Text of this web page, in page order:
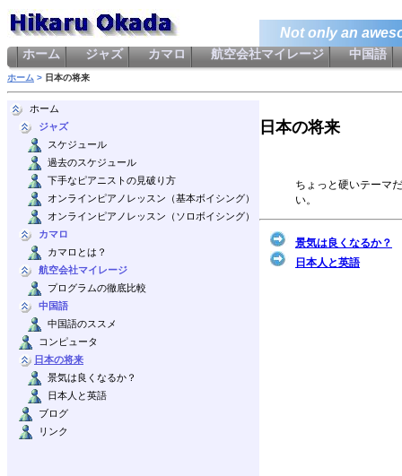
Not only an
ホーム ジャズ カマロ 航空会社マイレージ 中国語
ホーム > 日本の将来
ホーム
ジャズ
スケジュール
過去のスケジュール
下手なピアニストの見破り方
オンラインピアノレッスン（基本ボイシング）
オンラインピアノレッスン（ソロボイシング）
カマロ
カマロとは？
航空会社マイレージ
プログラムの徹底比較
中国語
中国語のススメ
コンピュータ
日本の将来
景気は良くなるか？
日本人と英語
ブログ
リンク
日本の将来
ちょっと硬いテーマ
い。
景気は良くなるか？
日本人と英語